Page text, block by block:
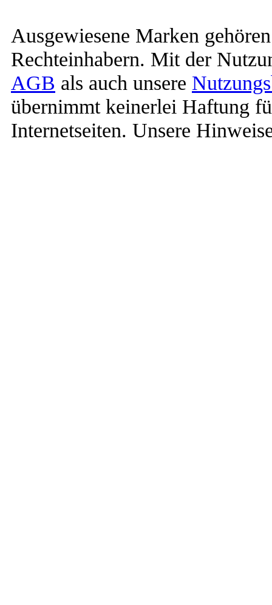
Ausgewiesene Marken
Rechteinhabern. Mit der
AGB als auch unsere
übernimmt keinerlei Haftung
Internetseiten. Unsere